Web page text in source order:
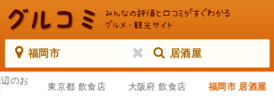
福岡市 居酒屋
のお
東京都 飲食店 大阪府 飲食店 福岡市 居酒屋